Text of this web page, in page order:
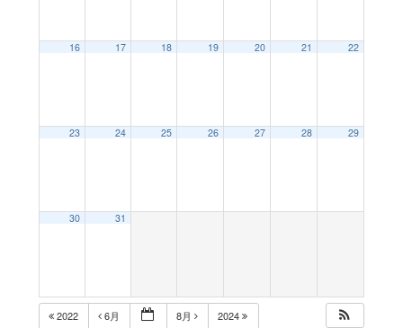
16 17 18 19 20 21 22
23 24 25 26 27 28 29
30 31
2022 6月 8月 2024